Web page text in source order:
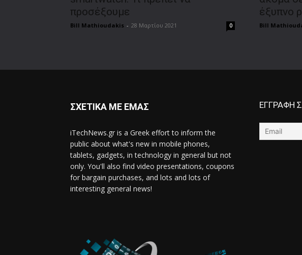
προσέξουμε
Bill Mathioudakis - 28 Μαρτίου 2021 0
έξυπνο
Bill
ΣΧΕΤΙΚΑ ΜΕ ΕΜΑΣ
iTechNews.gr is a Greek effort to inform the
public about what's new in mobile phones,
tablets, gadgets, in technology in general but not
only. You'll also find video presentations, coupons
for bargain purchases, and lots and lots of
interesting general news!
ΕΓΓΡΑΦΗ